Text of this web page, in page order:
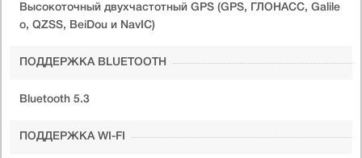
Высокоточный двухчастотный GPS (GPS, ГЛОНАСС, Galile
o, QZSS, BeiDou и NavIC)
ПОДДЕРЖКА BLUETOOTH
Bluetooth 5.3
ПОДДЕРЖКА WI-FI